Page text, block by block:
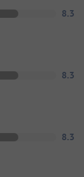
8.3
8.3
8.3